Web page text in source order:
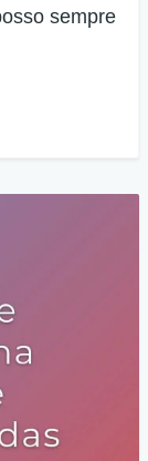
sempre